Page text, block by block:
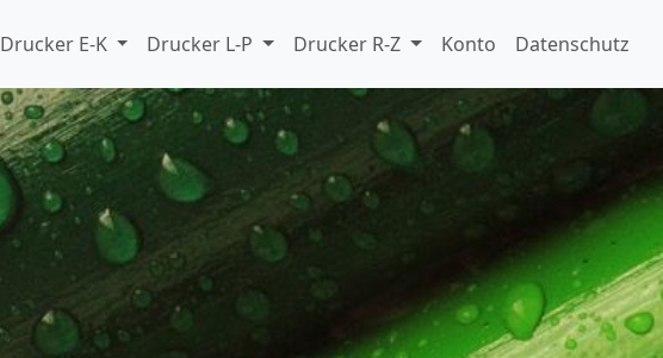
Drucker E-K Drucker L-P Drucker R-Z Konto Datenschutz